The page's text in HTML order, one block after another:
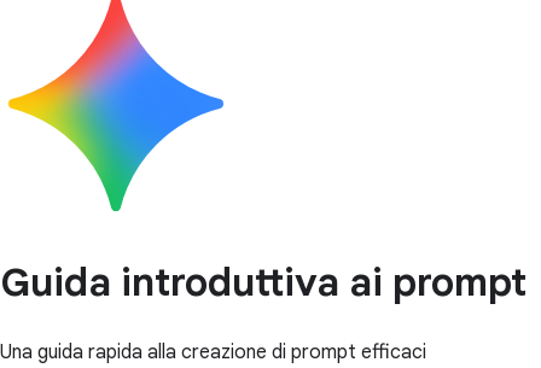
Guida introduttiva ai prompt
Una guida rapida alla creazione di prompt efficaci